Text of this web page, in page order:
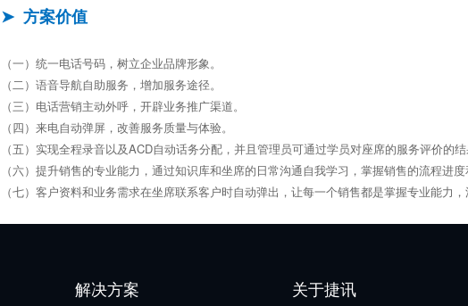
➤ 方案价值
（一）统一电话号码，树立企业品牌形象。
（二）语音导航自助服务，增加服务途径。
（三）电话营销主动外呼，开辟业务推广渠道。
（四）来电自动弹屏，改善服务质量与体验。
（五）实现全程录音以及ACD自动话务分配，并且管理员可通过学员对座席的服务评价的
（六）提升销售的专业能力，通过知识库和坐席的日常沟通自我学习，掌握销售的流程进度
（七）客户资料和业务需求在坐席联系客户时自动弹出，让每一个销售都是掌握专业能力，
解决方案 关于捷讯